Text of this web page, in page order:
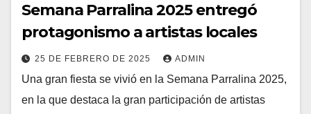
Semana Parralina 2025 entregó
protagonismo a artistas locales
25 DE FEBRERO DE 2025 ADMIN
Una gran fiesta se vivió en la Semana Parralina 2025,
en la que destaca la gran participación de artistas